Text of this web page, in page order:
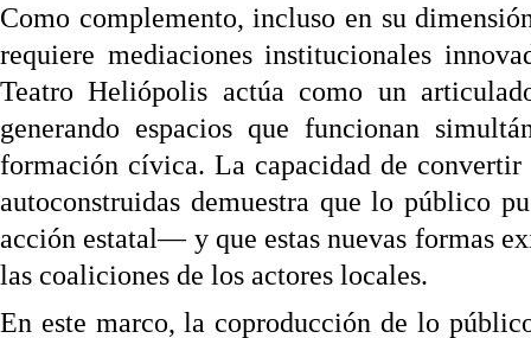
Como complemento, incluso en su
requiere mediaciones institucionales
Teatro Heliópolis actúa como un
generando espacios que funcionan
formación cívica. La capacidad de
autoconstruidas demuestra que lo público
acción estatal— y que estas nuevas formas
las coaliciones de los actores locales.
En este marco, la coproducción de lo